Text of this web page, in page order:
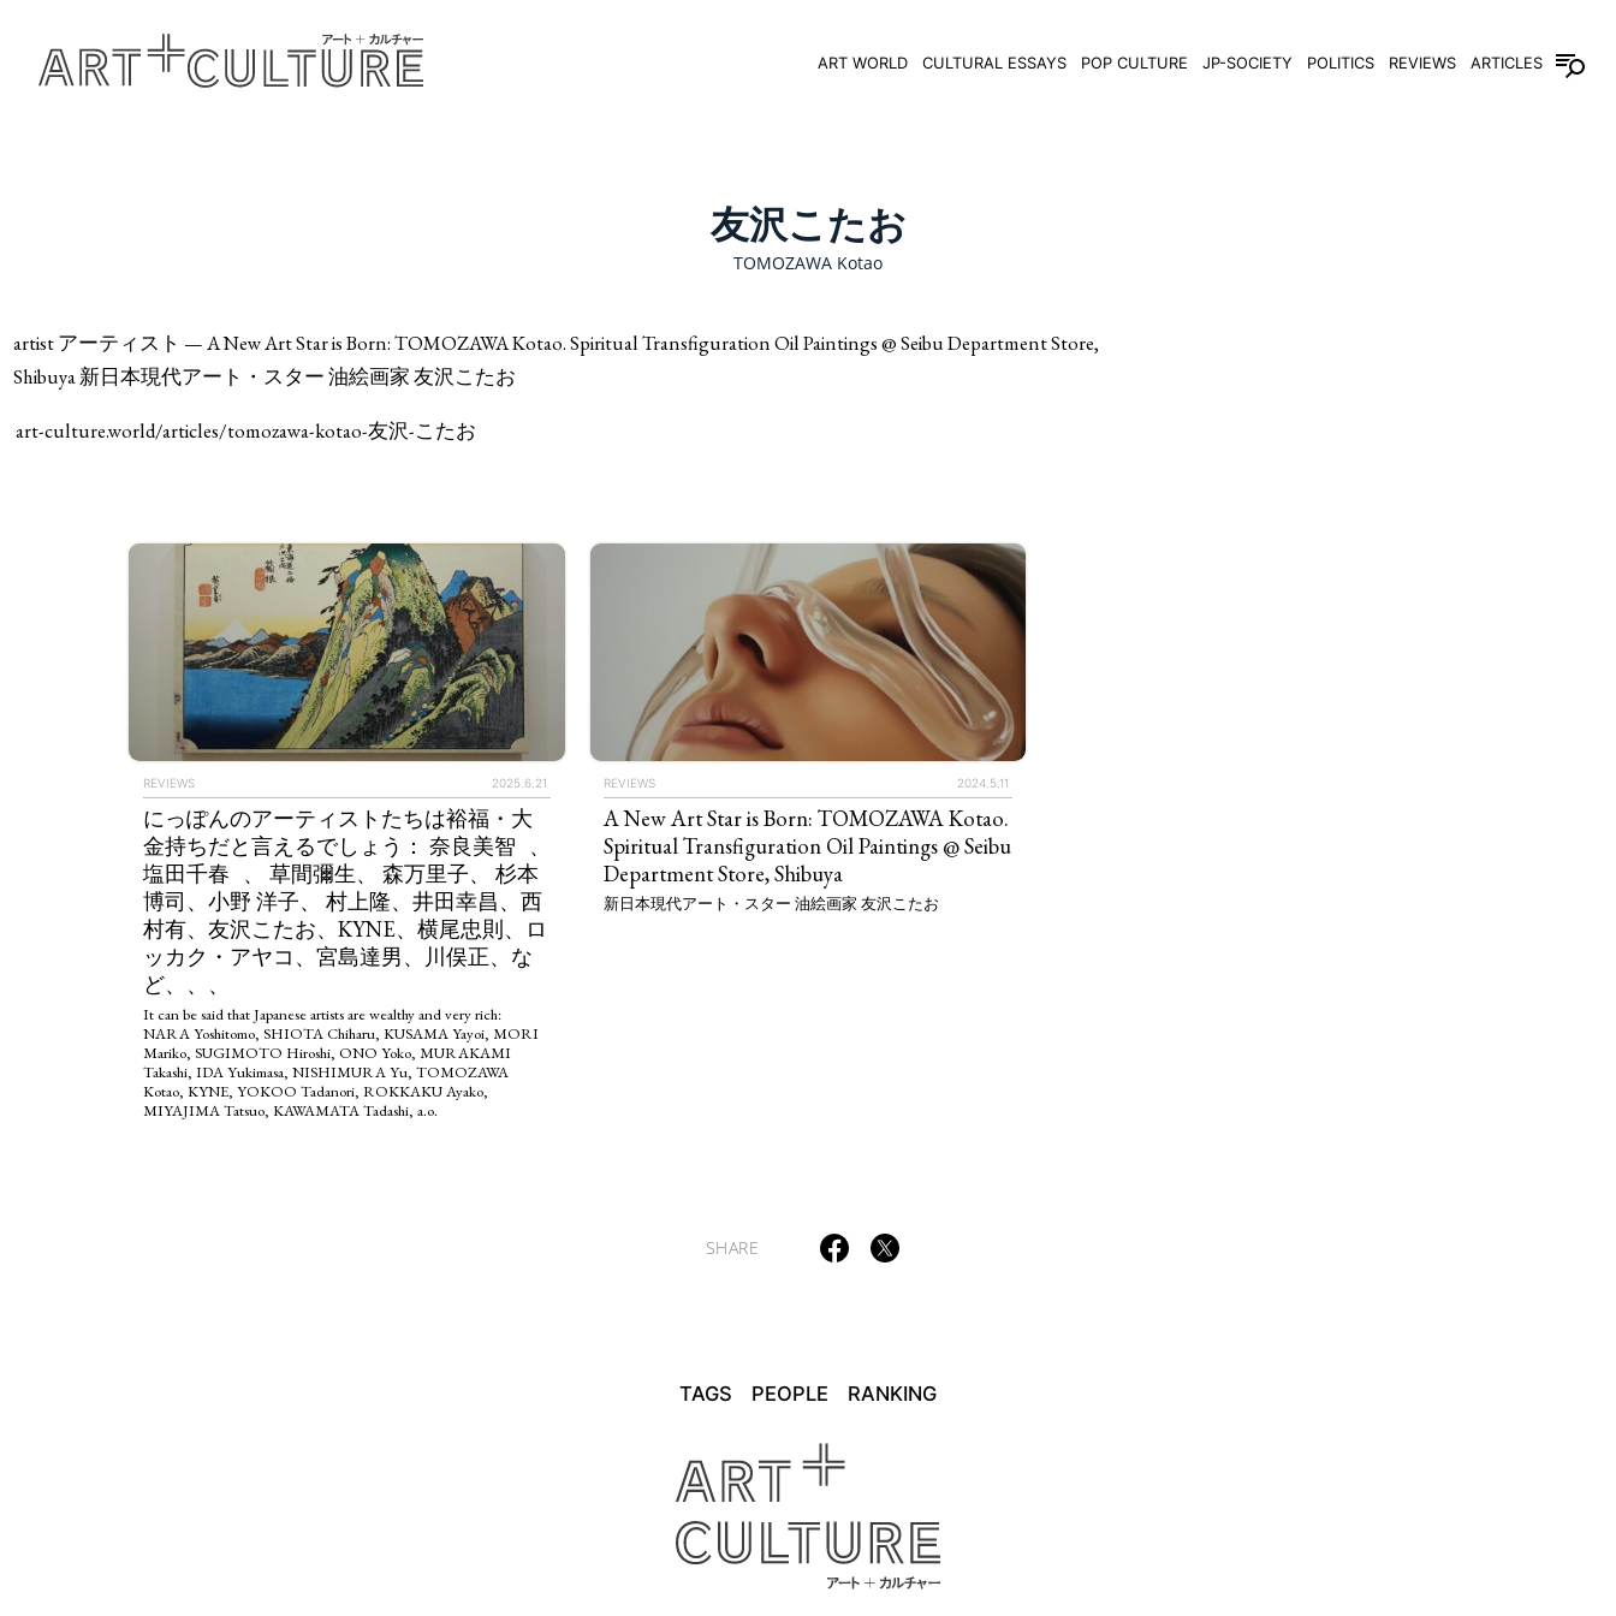
ART WORLD CULTURAL ESSAYS POP CULTURE JP-SOCIETY POLITICS REVIEWS ARTICLES
TAGS PEOPLE RANKING
ART WORLD
友沢こたお
TOMOZAWA Kotao
artist アーティスト — A New Art Star is Born: TOMOZAWA Kotao. Spiritual Transfiguration Oil Paintings @ Seibu Department Store,
Shibuya 新日本現代アート・スター 油絵画家 友沢こたお
art-culture.world/articles/tomozawa-kotao-友沢-こたお
REVIEWS 2025.6.21
にっぽんのアーティストたちは裕福・大
金持ちだと言えるでしょう： 奈良美智 、
塩田千春 、 草間彌生、 森万里子、 杉本
博司、小野 洋子、 村上隆、井田幸昌、西
村有、友沢こたお、KYNE、横尾忠則、ロ
ッカク・アヤコ、宮島達男、川俣正、な
ど、、、
It can be said that Japanese artists are wealthy and very rich:
NARA Yoshitomo, SHIOTA Chiharu, KUSAMA Yayoi, MORI
Mariko, SUGIMOTO Hiroshi, ONO Yoko, MURAKAMI
Takashi, IDA Yukimasa, NISHIMURA Yu, TOMOZAWA
Kotao, KYNE, YOKOO Tadanori, ROKKAKU Ayako,
MIYAJIMA Tatsuo, KAWAMATA Tadashi, a.o.
REVIEWS 2024.5.11
A New Art Star is Born: TOMOZAWA Kotao.
Spiritual Transfiguration Oil Paintings @ Seibu
Department Store, Shibuya
新日本現代アート・スター 油絵画家 友沢こたお
SHARE
TAGS PEOPLE RANKING